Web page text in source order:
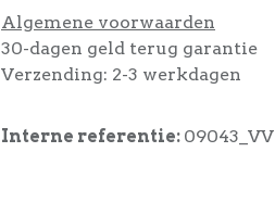
Algemene voorwaarden
30-dagen geld terug garantie
Verzending: 2-3 werkdagen
Interne referentie: 09043_VV